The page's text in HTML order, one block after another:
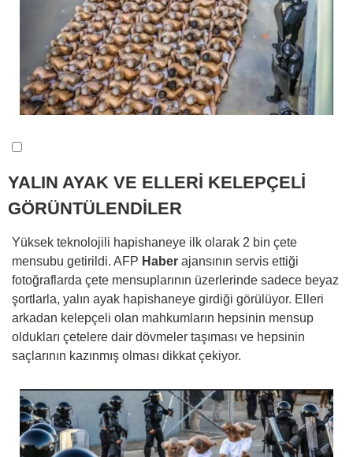
YALIN AYAK VE ELLERİ KELEPÇELİ
GÖRÜNTÜLENDİLER
Yüksek teknolojili hapishaneye ilk olarak 2 bin çete
mensubu getirildi. AFP Haber ajansının servis ettiği
fotoğraflarda çete mensuplarının üzerlerinde sadece beyaz
şortlarla, yalın ayak hapishaneye girdiği görülüyor. Elleri
arkadan kelepçeli olan mahkumların hepsinin mensup
oldukları çetelere dair dövmeler taşıması ve hepsinin
saçlarının kazınmış olması dikkat çekiyor.